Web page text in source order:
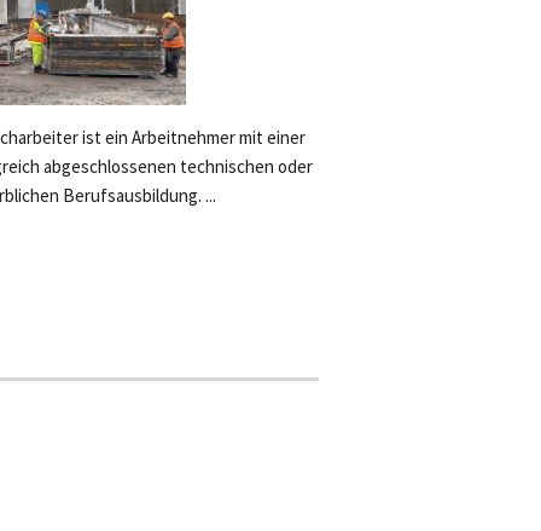
ist ein Arbeitnehmer mit einer
abgeschlossenen technischen oder
Berufsausbildung. ...